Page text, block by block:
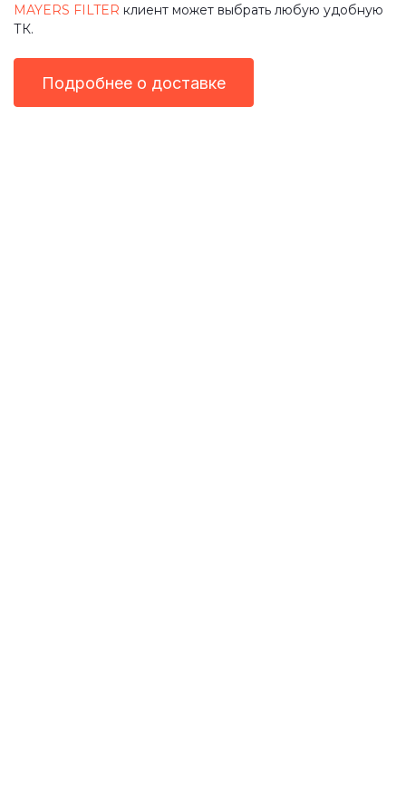
MAYERS FILTER клиент может выбрать любую удобную
ТК.
Подробнее о доставке